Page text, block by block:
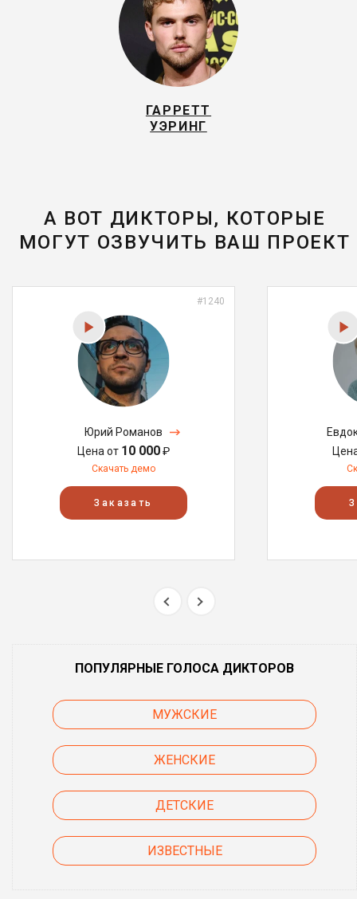
ГАРРЕТТ
УЭРИНГ
А ВОТ ДИКТОРЫ, КОТОРЫЕ
МОГУТ ОЗВУЧИТЬ ВАШ ПРОЕКТ
#1240
Юрий Романов
Цена от 10 000₽
Скачать демо
Заказать
ПОПУЛЯРНЫЕ ГОЛОСА ДИКТОРОВ
МУЖСКИЕ
ЖЕНСКИЕ
ДЕТСКИЕ
ИЗВЕСТНЫЕ